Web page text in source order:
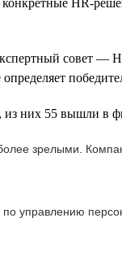
совет
из них 55 вышли в
зрелыми.
по управлению